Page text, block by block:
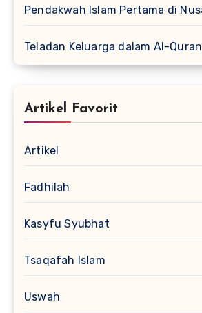
Pendakwah Islam Pertama di
Teladan Keluarga dalam Al-Quran
Artikel Favorit
Artikel
Fadhilah
Kasyfu Syubhat
Tsaqafah Islam
Uswah